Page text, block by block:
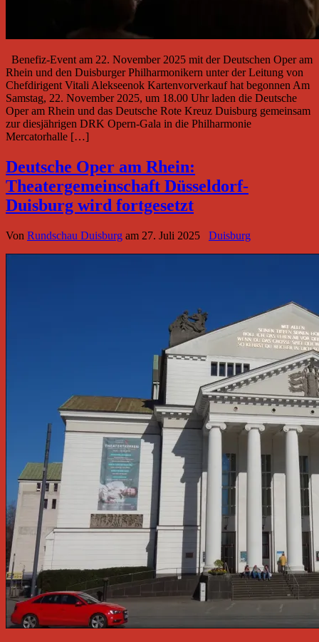
Benefiz-Event am 22. November 2025 mit der Deutschen Oper am
Rhein und den Duisburger Philharmonikern unter der Leitung von
Chefdirigent Vitali Alekseenok Kartenvorverkauf hat begonnen Am
Samstag, 22. November 2025, um 18.00 Uhr laden die Deutsche
Oper am Rhein und das Deutsche Rote Kreuz Duisburg gemeinsam
zur diesjährigen DRK Opern-Gala in die Philharmonie
Mercatorhalle […]
Deutsche Oper am Rhein:
Theatergemeinschaft Düsseldorf-
Duisburg wird fortgesetzt
Von Rundschau Duisburg am 27. Juli 2025 Duisburg